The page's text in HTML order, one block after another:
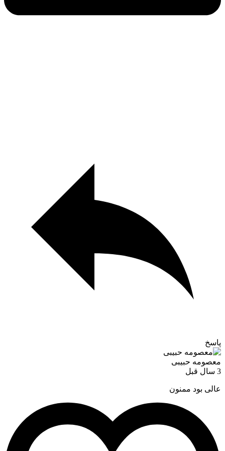
پاسخ
معصومه حبیبی
3 سال قبل
عالی بود ممنون